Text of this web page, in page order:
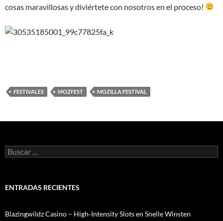
cosas maravillosas y diviértete con nosotros en el proceso!
FESTIVALES MOZFEST MOZILLA FESTIVAL
B
u
a
ENTRADAS RECIENTES
Blazingwildz Casino – High‑Intensity Slots en Snelle Winsten